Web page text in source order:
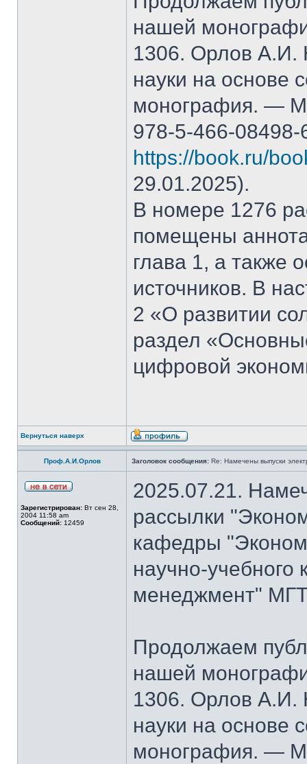
нашей
1306. Орлов А.И.
науки на основе
монография. —
978-5-466-
https://book.ru/
29.01.2025).
В номере 1276
помещены
глава 1, а также
источников. В
2 «О развитии
раздел
цифровой
Вернуться наверх
Проф.А.И.Орлов Заголовок сообщения: Re: Намечены выпуски
Зарегистрирован: Вт сен 28,
2004 11:58 am
Сообщений: 12459
2025.07.21.
рассылки
кафедры
научно-
менеджмент"
Продолжаем
нашей
1306. Орлов А.И.
науки на основе
монография. —